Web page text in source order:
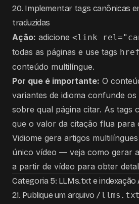
20. Implementar tags canônicas
traduzidas
Ação: adicione <link
todas as páginas e use tags
conteúdo multilíngue.
Por que é importante: O
variantes de idioma confunde
sobre qual página citar. As tags
que o valor da citação flua para
Vidiome gera artigos
único vídeo — veja como gerar
a partir de vídeo para obter
Categoria 5: LLMs.txt e indexação
21. Publique um arquivo /llms.txt